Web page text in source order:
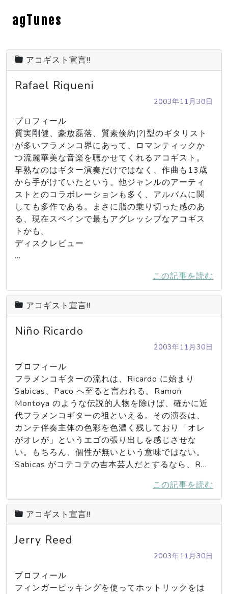
agTunes
アコギスト宣言!!
Rafael Riqueni
2003年11月30日
プロフィール
質実剛健、豪放磊落、質素倹約(?)型のギタリスト
が多いフラメンコ界にあって、ロマンティックか
つ流麗華美な音楽を聴かせてくれるアコギスト。
早熟なのはギター演奏だけではなく、作曲も13歳
から手がけていたという。他ジャンルのアーティ
ストとのコラボレーションも多く、アルバムに関
しても多作である。まさに脂の乗り切った感のあ
る、現在スペインで最もアグレッシブなアコギス
トかも。
ディスクレビュー
…
この記事を読む
アコギスト宣言!!
Niño Ricardo
2003年11月30日
プロフィール
フラメンコギターの流れは、Ricardo に始まり
Sabicas、Paco へ至ると言われる。Ramon
Montoya のような伝説的人物を除けば、確かに近
代フラメンコギターの祖といえる。その演奏は、
カンテ伴奏主体の色彩を色濃く残しており「オレ
がオレが」というエゴの張り出しを感じさせな
い。もちろん、個性が無いという意味ではない。
Sabicas がコテコテの吉本芸人だとするなら、R…
この記事を読む
アコギスト宣言!!
Jerry Reed
2003年11月30日
プロフィール
フィンガーピッキングを使ってホットリックをは